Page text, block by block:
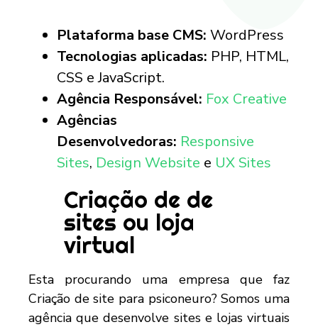
Plataforma base CMS: WordPress
Tecnologias aplicadas: PHP, HTML,
CSS e JavaScript.
Agência Responsável: Fox Creative
Agências
Desenvolvedoras: Responsive
Sites, Design Website e UX Sites
Criação de de
sites ou loja
virtual
Esta procurando uma empresa que faz
Criação de site para psiconeuro? Somos uma
agência que desenvolve sites e lojas virtuais